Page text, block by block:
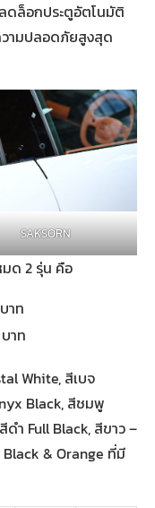
ดล็อกประตูอัตโนมัติ
วามปลอดภัยสูงสุด
SAKSORN
มด 2 รุ่น คือ
าท
าท
White, สีเบจ
Black, สีชมพู
ำ Full Black, สีขาว –
& Orange ที่มี